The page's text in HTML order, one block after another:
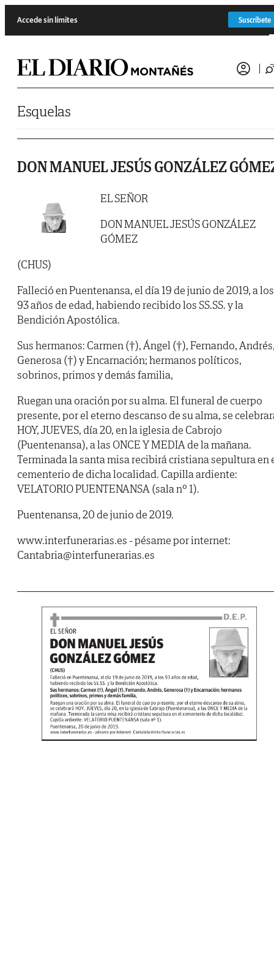
Accede sin límites Suscríbete
Esquelas
DON MANUEL JESÚS GONZÁLEZ
EL SEÑOR
DON MANUEL JESÚS GONZÁLEZ
GÓMEZ
(CHUS)
Falleció en Puentenansa, el día 19 de junio de 2019, a los
93 años de edad, habiendo recibido los SS.SS. y la
Bendición Apostólica.
Sus hermanos: Carmen (†), Ángel (†), Fernando,
Generosa (†) y Encarnación; hermanos políticos,
sobrinos, primos y demás familia,
Ruegan una oración por su alma. El funeral de cuerpo
presente, por el eterno descanso de su alma, se
HOY, JUEVES, día 20, en la iglesia de Cabrojo
(Puentenansa), a las ONCE Y MEDIA de la mañana.
Terminada la santa misa recibirá cristiana sepultura en
cementerio de dicha localidad. Capilla ardiente:
VELATORIO PUENTENANSA (sala nº 1).
Puentenansa, 20 de junio de 2019.
www.interfunerarias.es - pésame por internet:
Cantabria@interfunerarias.es